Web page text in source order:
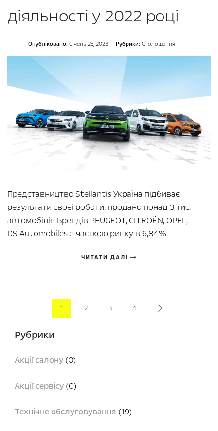
діяльності у 2022 році
Опубліковано: Cічень 25, 2023 Рубрики: Оголошення
Представництво Stellantis Україна підбиває
результати своєї роботи: продано понад 3 тис.
автомобілів Брендів PEUGEOT, CITROЁN, OPEL,
DS Automobiles з часткою ринку в 6,84%.
ЧИТАТИ ДАЛІ
Page1 2 3 4
Рубрики
Акції салону (0)
Акції сервісу (0)
Технічне обслуговування (19)